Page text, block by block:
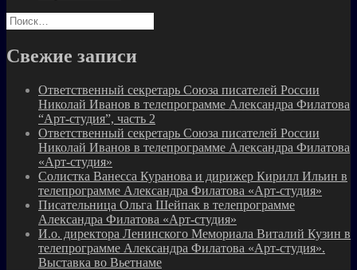
Найти:
Свежие записи
Ответственный секретарь Союза писателей России
Николай Иванов в телепрограмме Александра Филатова
“Арт-студия”, часть 2
Ответственный секретарь Союза писателей России
Николай Иванов в телепрограмме Александра Филатова
«Арт-студия»
Солистка Ванесса Куранова и дирижер Кирилл Ильин в
телепрограмме Александра Филатова «Арт-студия»
Писательница Ольга Шейпак в телепрограмме
Александра Филатова «Арт-студия»
И.о. директора Ленинского Мемориала Виталий Кузин в
телепрограмме Александра Филатова «Арт-студия».
Выставка во Вьетнаме